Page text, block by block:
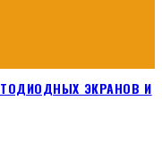
ЭКРАНОВ И